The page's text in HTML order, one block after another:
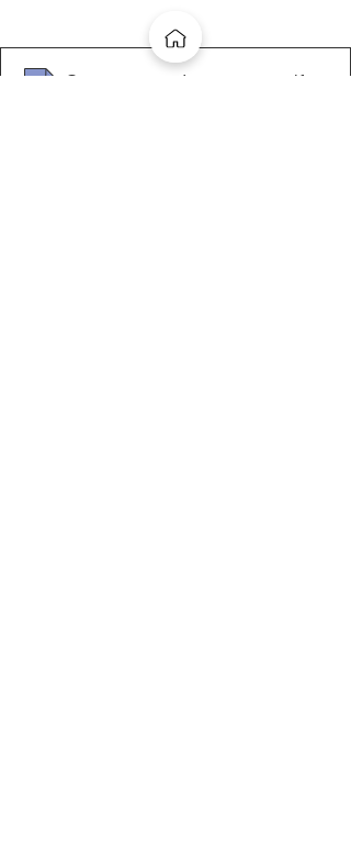
Суд запретил Instagram и.pdf